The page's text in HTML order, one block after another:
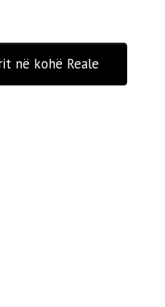
në kohë Reale